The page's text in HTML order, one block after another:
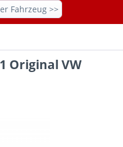
Fahrzeug >>
Original VW